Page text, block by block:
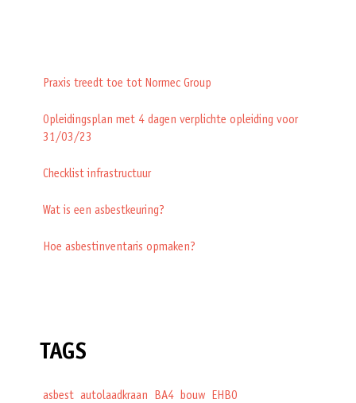
Praxis treedt toe tot Normec Group
Opleidingsplan met 4 dagen verplichte opleiding voor
31/03/23
Checklist infrastructuur
Wat is een asbestkeuring?
Hoe asbestinventaris opmaken?
TAGS
asbest autolaadkraan BA4 bouw EHBO